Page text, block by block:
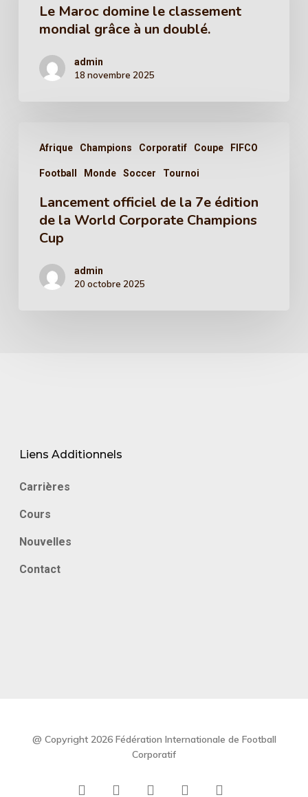
Le Maroc domine le classement
mondial grâce à un doublé.
admin
18 novembre 2025
Afrique Champions Corporatif Coupe FIFCO
Football Monde Soccer Tournoi
Lancement officiel de la 7e édition
de la World Corporate Champions
Cup
admin
20 octobre 2025
Liens Additionnels
Carrières
Cours
Nouvelles
Contact
@ Copyright 2026 Fédération Internationale de Football
Corporatif
x- facebooklinkedin youtube instagram